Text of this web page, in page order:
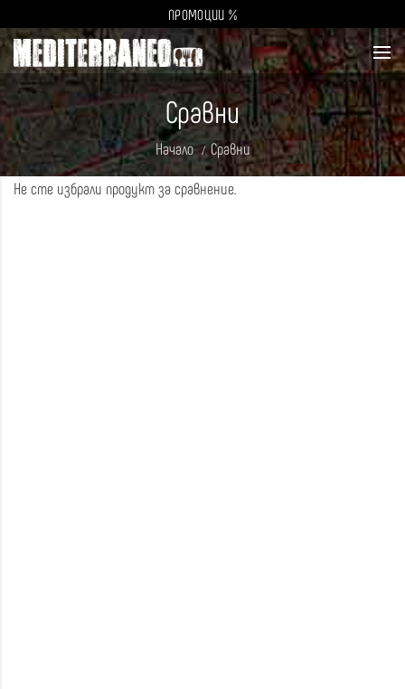
ПРОМОЦИИ %
Сравни
Начало
Сравни
Не сте избрали продукт за сравнение.